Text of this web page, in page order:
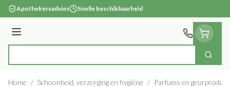
Ga naar de inhoud
Apothekersadvies Snelle beschikbaarheid
Menu
Zoek
Home / Schoonheid, verzorging en hygiëne / Parfums en